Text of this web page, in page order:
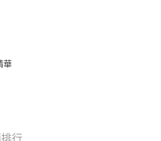
或以上免運費
華
行